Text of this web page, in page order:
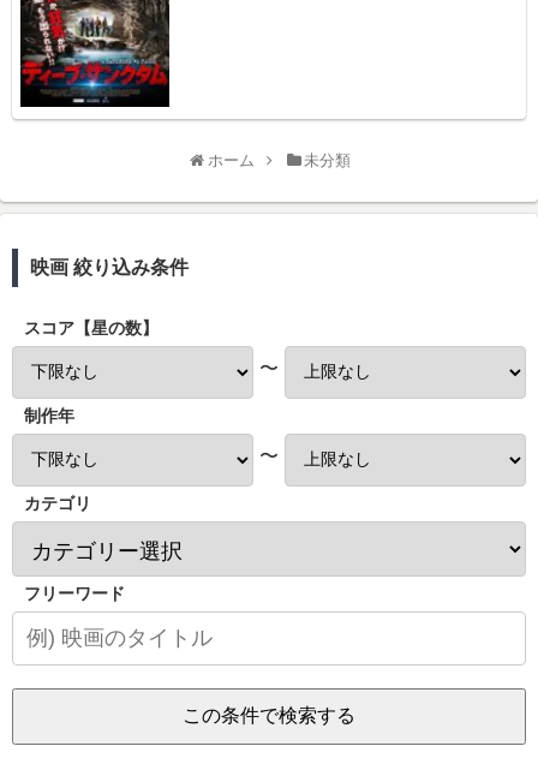
ホーム 未分類
映画 絞り込み条件
スコア【星の数】
〜
制作年
〜
カテゴリ
フリーワード